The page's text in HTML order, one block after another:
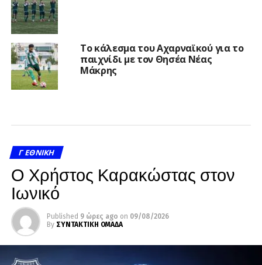
Το κάλεσμα του Αχαρναϊκού για το
παιχνίδι με τον Θησέα Νέας
Μάκρης
Γ ΕΘΝΙΚΉ
Ο Χρήστος Καρακώστας στον
Ιωνικό
Published 9 ώρες ago on 09/08/2026
By ΣΥΝΤΑΚΤΙΚΗ ΟΜΑΔΑ